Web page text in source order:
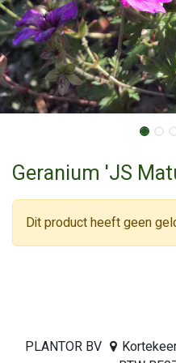
Geranium 'JS
Dit product heeft geen
PLANTOR BV